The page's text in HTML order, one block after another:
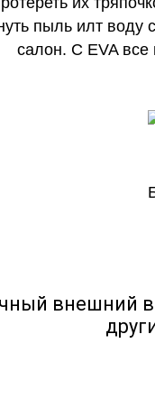
пыль илт воду
салон. С EVA все
внешний